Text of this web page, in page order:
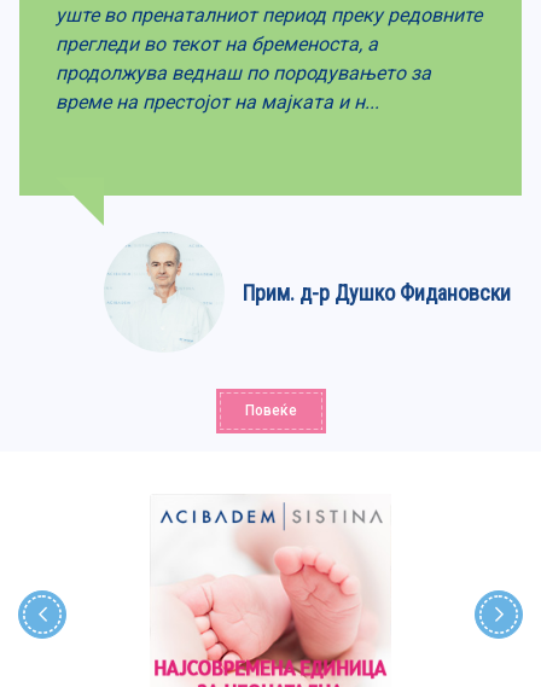
уште во пренаталниот период преку редовните
прегледи во текот на бременоста, а
продолжува веднаш по породувањето за
време на престојот на мајката и н...
Прим. д-р Душко Фидановски
Повеќе